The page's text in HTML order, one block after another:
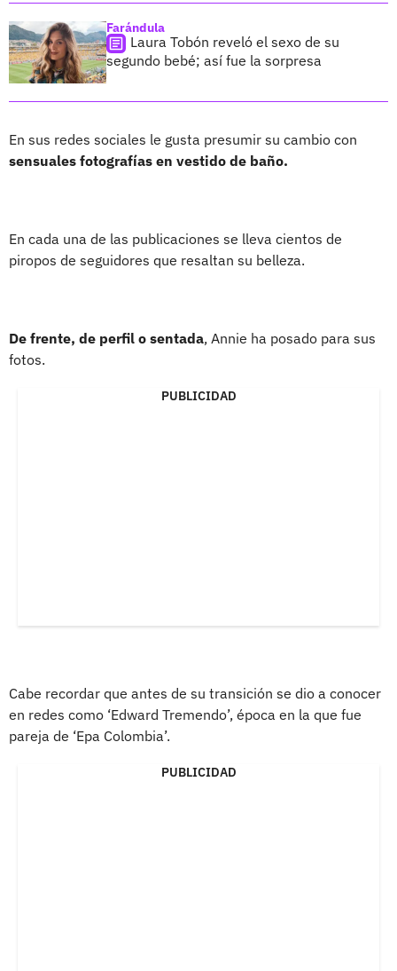
Farándula
Laura Tobón reveló el sexo de su
segundo bebé; así fue la sorpresa
En sus redes sociales le gusta presumir su cambio con
sensuales fotografías en vestido de baño.
En cada una de las publicaciones se lleva cientos de
piropos de seguidores que resaltan su belleza.
De frente, de perfil o sentada, Annie ha posado para sus
fotos.
PUBLICIDAD
Cabe recordar que antes de su transición se dio a conocer
en redes como ‘Edward Tremendo’, época en la que fue
pareja de ‘Epa Colombia’.
PUBLICIDAD